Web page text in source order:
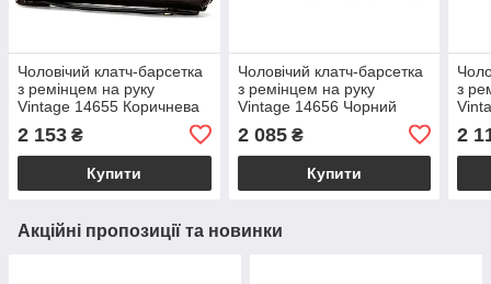
Чоловічий клатч-барсетка
з ремінцем на руку
Vintage 14655 Коричнева
2 153 ₴
Купити
Чоловічий клатч-барсетка
з ремінцем на руку
Vintage 14656 Чорний
2 085₴
Купити
з
2
Акційні пропозиції та новинки